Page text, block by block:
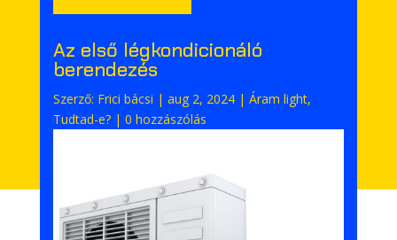
Az első légkondicionáló
berendezés
Szerző: Frici bácsi | aug 2, 2024| Áram light,
Tudtad-e?| 0 hozzászólás